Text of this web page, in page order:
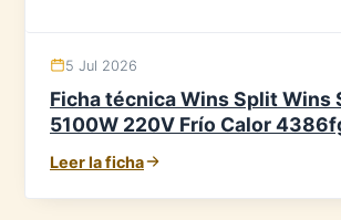
5 Jul 2026
Ficha técnica Wins Split Wins
5100W 220V Frío Calor
Leer la ficha